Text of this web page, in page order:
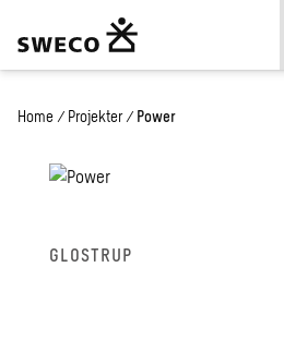
Home / Projekter / Power
GLOSTRUP